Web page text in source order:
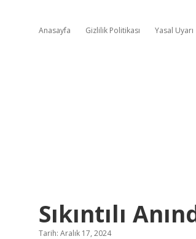
Anasayfa Gizlilik Politikası Yasal Uyarı
Sıkıntılı
Tarih: Aralık 17, 2024